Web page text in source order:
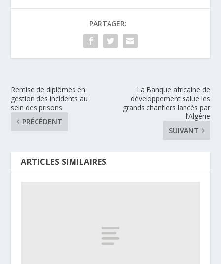
PARTAGER:
Remise de diplômes en
gestion des incidents au
sein des prisons
PRÉCÉDENT
La Banque africaine de
développement salue les
grands chantiers lancés par
l’Algérie
SUIVANT
ARTICLES SIMILAIRES